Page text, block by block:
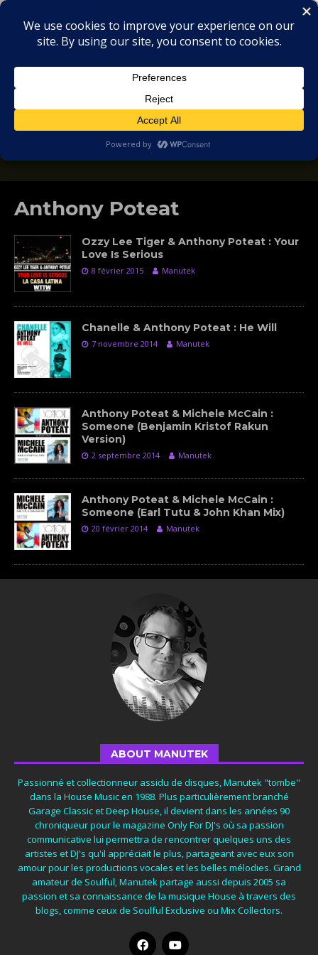
MIX
COLLECTORS
SOULFUL, DEEP HOUSE & GARAGE - MUSIC
Anthony Poteat
Ozzy Lee Tiger & Anthony Poteat : Your
Love Is Serious
8 février 2015 Manutek
Chanelle & Anthony Poteat : He Will
7 novembre 2014 Manutek
Anthony Poteat & Michele McCain :
Someone (Benjamin Kristof Rakun
Version)
2 septembre 2014 Manutek
Anthony Poteat & Michele McCain :
Someone (Earl Tutu & John Khan Mix)
20 février 2014 Manutek
ABOUT MANUTEK
Passionné et collectionneur assidu de disques, Manutek "tombe"
dans la House Music en 1988. Plus particulièrement branché
Garage Classic et Deep House, il devient dans les années 90
chroniqueur pour le magazine Only For DJ's où sa passion
communicative lui permettra de rencontrer quelques uns des
artistes et DJ's qu'il appréciait le plus, partageant avec eux son
amour pour les productions vocales et les belles mélodies. Grand
amateur de Soulful, Manutek partage aussi depuis 2005 sa
passion et sa connaissance de la musique House à travers des
blogs, comme ceux de Soulful Exclusive ou Mix Collectors.